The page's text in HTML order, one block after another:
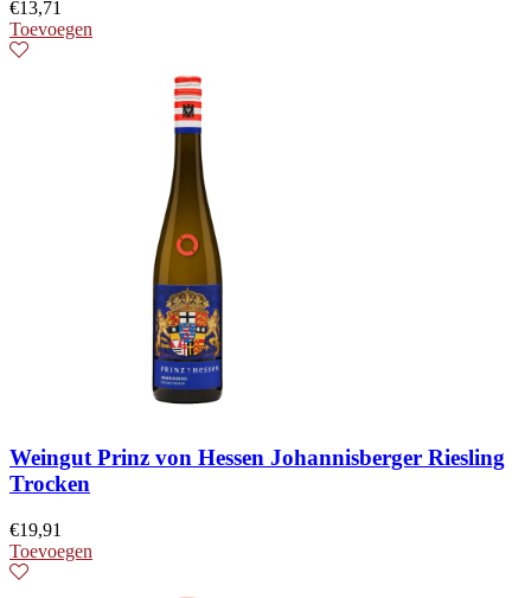
€13,71
Toevoegen
Weingut Prinz von Hessen Johannisberger Riesling
Trocken
€19,91
Toevoegen